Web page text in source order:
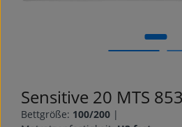
Sensitive 20 MTS 853
Bettgröße: 100/200 |